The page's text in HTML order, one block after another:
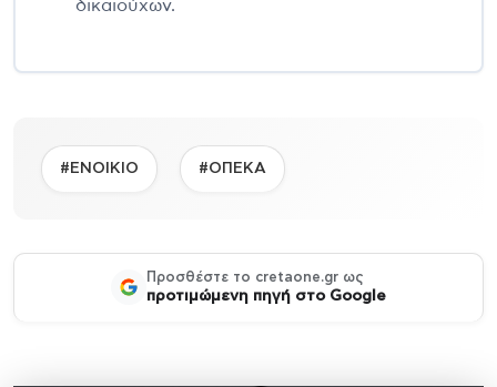
δικαιούχων.
#ΕΝΟΙΚΙΟ #ΟΠΕΚΑ
Προσθέστε το cretaone.gr ως
προτιμώμενη πηγή στο Google